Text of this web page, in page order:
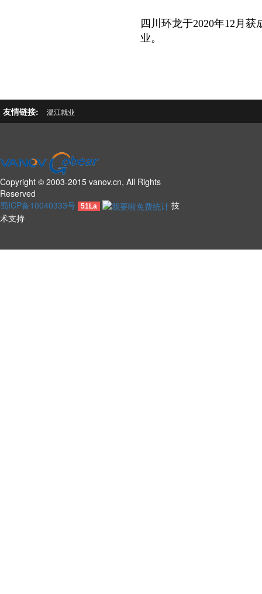
四川环龙于2020年12月
业。
友情链接: 温江就业
Copyright © 2003-2015 vanov.cn, All Rights
Reserved
蜀ICP备10040333号
51La
技
术支持